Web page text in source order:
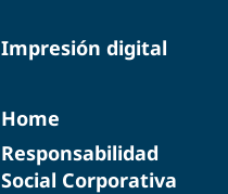
Impresión digital
Home
Responsabilidad
Social Corporativa